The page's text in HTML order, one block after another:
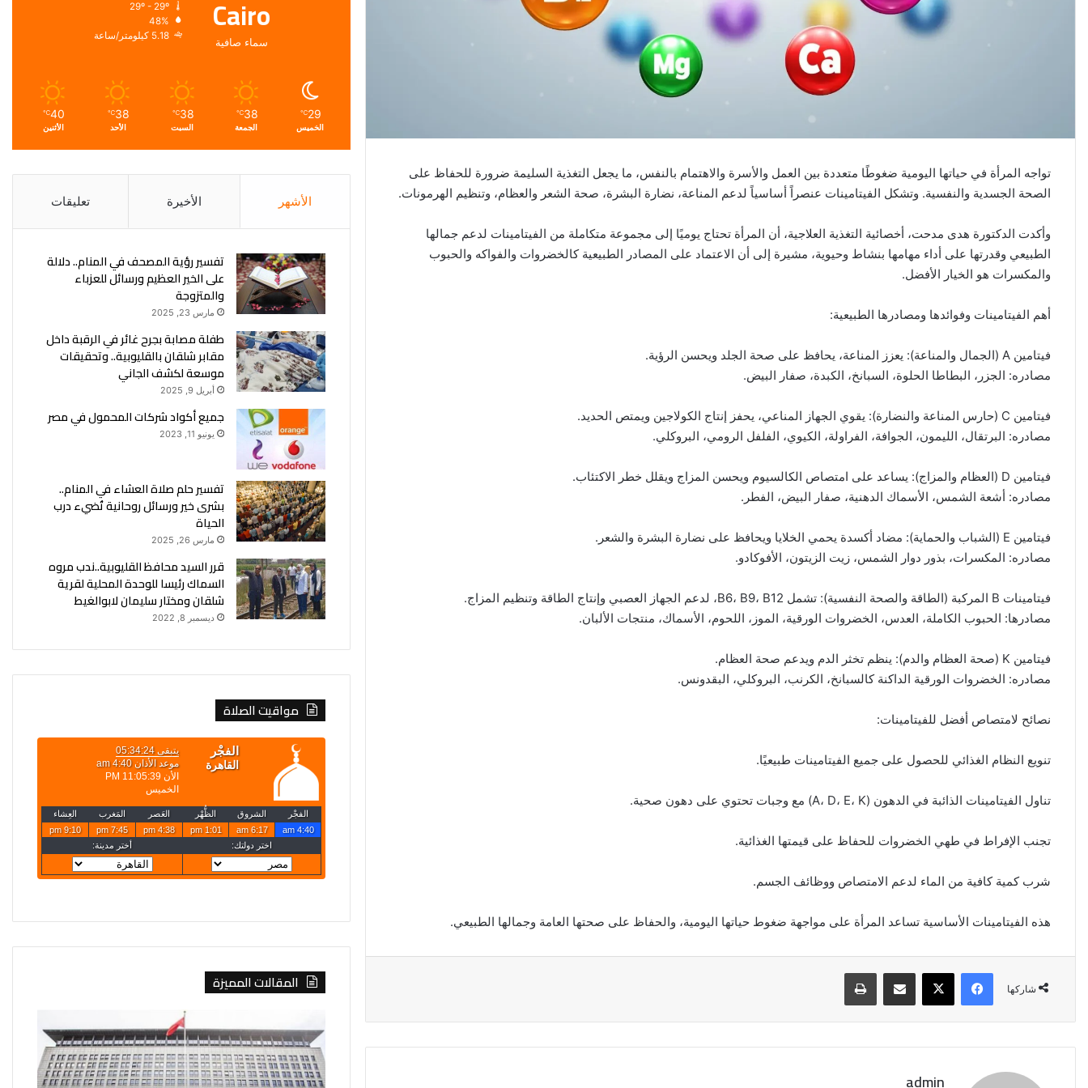
تواجه المرأة في حياتها اليومية ضغوطًا متعددة بين العمل والأسرة والاهتمام بالنفس، ما يجعل التغذية السليمة ضرورة للحفاظ على
الصحة الجسدية والنفسية. وتشكل الفيتامينات عنصراً أساسياً لدعم المناعة، نضارة البشرة، صحة الشعر والعظام، وتنظيم الهرمونات.
وأكدت الدكتورة هدى مدحت، أخصائية التغذية العلاجية، أن المرأة تحتاج يوميًا إلى مجموعة متكاملة من الفيتامينات لدعم جمالها
الطبيعي وقدرتها على أداء مهامها بنشاط وحيوية، مشيرة إلى أن الاعتماد على المصادر الطبيعية كالخضروات والفواكه والحبوب
والمكسرات هو الخيار الأفضل.
أهم الفيتامينات وفوائدها ومصادرها الطبيعية:
فيتامين A (الجمال والمناعة): يعزز المناعة، يحافظ على صحة الجلد ويحسن الرؤية.
مصادره: الجزر، البطاطا الحلوة، السبانخ، الكبدة، صفار البيض.
فيتامين C (حارس المناعة والنضارة): يقوي الجهاز المناعي، يحفز إنتاج الكولاجين ويمتص الحديد.
مصادره: البرتقال، الليمون، الجوافة، الفراولة، الكيوي، الفلفل الرومي، البروكلي.
فيتامين D (العظام والمزاج): يساعد على امتصاص الكالسيوم ويحسن المزاج ويقلل خطر الاكتئاب.
مصادره: أشعة الشمس، الأسماك الدهنية، صفار البيض، الفطر.
فيتامين E (الشباب والحماية): مضاد أكسدة يحمي الخلايا ويحافظ على نضارة البشرة والشعر.
مصادره: المكسرات، بذور دوار الشمس، زيت الزيتون، الأفوكادو.
فيتامينات B المركبة (الطاقة والصحة النفسية): تشمل B6، B9، B12، لدعم الجهاز العصبي وإنتاج الطاقة وتنظيم المزاج.
مصادرها: الحبوب الكاملة، العدس، الخضروات الورقية، الموز، اللحوم، الأسماك، منتجات الألبان.
فيتامين K (صحة العظام والدم): ينظم تخثر الدم ويدعم صحة العظام.
مصادره: الخضروات الورقية الداكنة كالسبانخ، الكرنب، البروكلي، البقدونس.
نصائح لامتصاص أفضل للفيتامينات:
تنويع النظام الغذائي للحصول على جميع الفيتامينات طبيعيًا.
تناول الفيتامينات الذائبة في الدهون (A، D، E، K) مع وجبات تحتوي على دهون صحية.
تجنب الإفراط في طهي الخضروات للحفاظ على قيمتها الغذائية.
شرب كمية كافية من الماء لدعم الامتصاص ووظائف الجسم.
هذه الفيتامينات الأساسية تساعد المرأة على مواجهة ضغوط حياتها اليومية، والحفاظ على صحتها العامة وجمالها الطبيعي.
شاركها
فيسبوك ‫X مشاركة عبر البريد طباعة
admin
Cairo
سماء صافية
48%
5.18 كيلومتر/ساعة
29
℃
الخميس
38
℃
الجمعة
38
℃
السبت
38
℃
الأحد
40
℃
الأثنين
الأشهر الأخيرة تعليقات
تفسير رؤية المصحف في المنام.. دلالة
على الخير العظيم ورسائل للعزباء
والمتزوجة
مارس 23, 2025
طفلة مصابة بجرح غائر في الرقبة داخل
مقابر شلقان بالقليوبية.. وتحقيقات
موسعة لكشف الجاني
أبريل 9, 2025
جميع أكواد شركات المحمول في مصر
يونيو 11, 2023
تفسير حلم صلاة العشاء في المنام..
بشرى خير ورسائل روحانية تُضيء درب
الحياة
مارس 26, 2025
قرر السيد محافظ القليوبية..ندب مروه
السماك رئيسا للوحدة المحلية لقرية
شلقان ومختار سليمان لابوالغيط
ديسمبر 8, 2022
مواقيت الصلاة
المقالات المميزة
محادثات
تدعو
تفرض
إجراءات
مضادة
على
4
سفن